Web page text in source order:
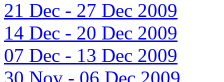
21 Dec - 27 Dec 2009
14 Dec - 20 Dec 2009
07 Dec - 13 Dec 2009
30 Nov - 06 Dec 2009